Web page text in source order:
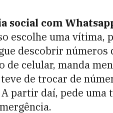
social com
escolhe uma vítima,
descobrir números
de celular, manda
de trocar de
partir daí, pede